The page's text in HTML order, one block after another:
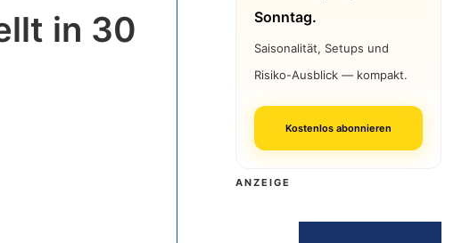
in 30
Sonntag.
Saisonalität, Setups und
Risiko-Ausblick — kompakt.
Kostenlos abonnieren
ANZEIGE